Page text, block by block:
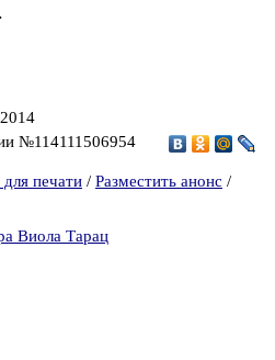
№114111506954
печати / Разместить анонс /
Виола Тарац